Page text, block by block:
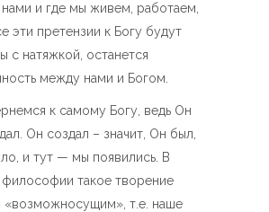
нами и где мы живем, работаем,
эти претензии к Богу будут
с натяжкой, останется
между нами и Богом.
к самому Богу, ведь Он
Он создал – значит, Он был,
и тут — мы появились. В
такое творение
«возможносущим», т.е. наше